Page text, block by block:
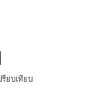
รียบเทียบ